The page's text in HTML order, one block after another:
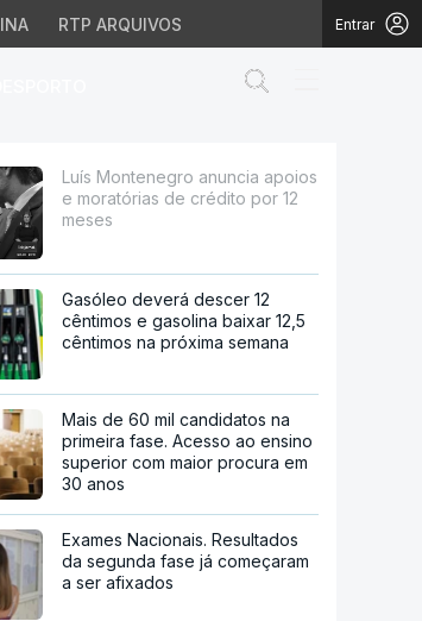
RTP ARQUIVOS Entrar
crédito por 12
Luís Montenegro anuncia apoios
e moratórias de crédito por 12
meses
Gasóleo deverá descer 12
cêntimos e gasolina baixar 12,5
cêntimos na próxima semana
Mais de 60 mil candidatos na
primeira fase. Acesso ao ensino
superior com maior procura em
30 anos
Exames Nacionais. Resultados
da segunda fase já começaram
a ser afixados